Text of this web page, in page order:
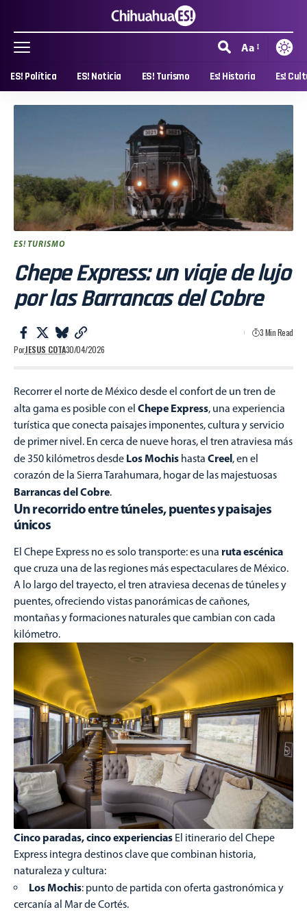
Aa
ES! Política ES! Noticia ES! Turismo Es! Historia Es!
ES! TURISMO
Chepe Express: un viaje de lujo
por las Barrancas del Cobre
PorJESUS COTA30/04/2026
3 Min Read
Recorrer el norte de México desde el confort de un tren de
alta gama es posible con el Chepe Express, una experiencia
turística que conecta paisajes imponentes, cultura y servicio
de primer nivel. En cerca de nueve horas, el tren atraviesa más
de 350 kilómetros desde Los Mochis hasta Creel, en el
corazón de la Sierra Tarahumara, hogar de las majestuosas
Barrancas del Cobre.
Un recorrido entre túneles, puentes y paisajes
únicos
El Chepe Express no es solo transporte: es una ruta escénica
que cruza una de las regiones más espectaculares de México.
A lo largo del trayecto, el tren atraviesa decenas de túneles y
puentes, ofreciendo vistas panorámicas de cañones,
montañas y formaciones naturales que cambian con cada
kilómetro.
Cinco paradas, cinco experiencias El itinerario del Chepe
Express integra destinos clave que combinan historia,
naturaleza y cultura:
Los Mochis: punto de partida con oferta gastronómica y
cercanía al Mar de Cortés.